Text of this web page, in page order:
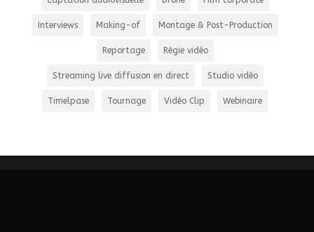
Interviews Making-of Montage & Post-Production
Reportage Régie vidéo
Streaming live diffusion en direct Studio vidéo
Timelpase Tournage Vidéo Clip Webinaire